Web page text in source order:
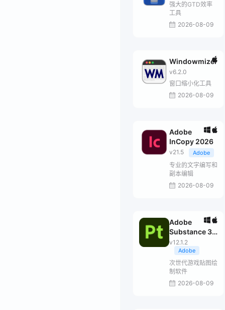
强大的GTD效率
工具
2026-08-09
Windowmizer
v6.2.0
窗口缩小化工具
2026-08-09
Adobe
InCopy 2026
v21.5 Adobe
专业的文字编写和
副本编辑
2026-08-09
Adobe
Substance 3D
Painter
v12.1.2
Adobe
次世代游戏贴图绘
制软件
2026-08-09